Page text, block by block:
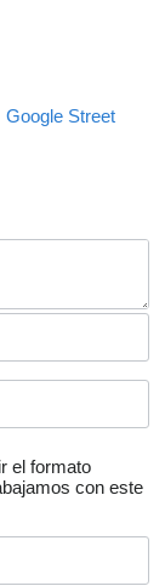
Google Street
el formato
con este